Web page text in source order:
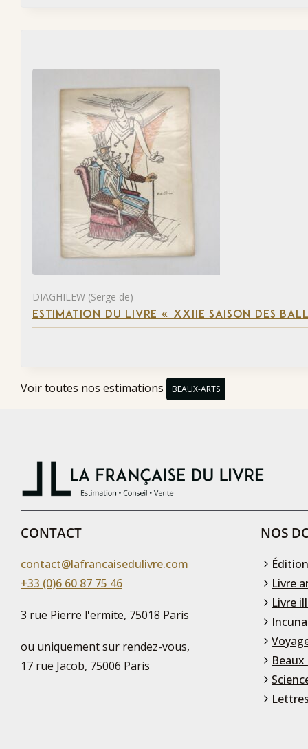
DIAGHILEW (Serge de)
ESTIMATION DU LIVRE « XXIIE SAISON DES
Voir toutes nos estimations BEAUX-ARTS
CONTACT
contact@lafrancaisedulivre.com
+33 (0)6 60 87 75 46
3 rue Pierre l'ermite, 75018 Paris
ou uniquement sur rendez-vous,
17 rue Jacob, 75006 Paris
NOS
Livre
Livre